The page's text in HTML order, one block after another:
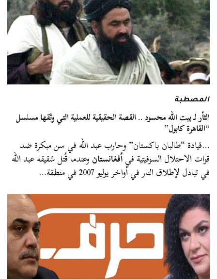
المصطبة
الثأر لـ بيت الله محسود .. القصة الحقيقية للعملية التي وثقها مسلسل
“القاهرة كابول”
…قيادة “طالبان باكستان” وحارب عبد الله في سن مبكرة ضد
قوات الاحتلال السوفيتية فيأفغانستانوعندما قُتل شقيقه عبد الله
في تبادل لإطلاق النار في أواخر يوليو 2007 في منطقة…